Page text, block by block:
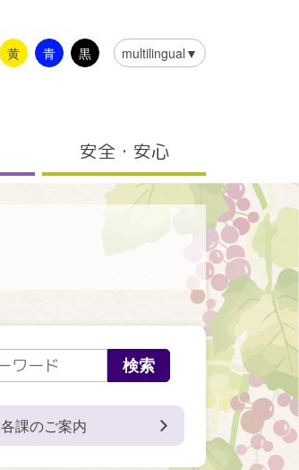
黄 青 黒 multilingual▼
安全・安心
各課のご案内